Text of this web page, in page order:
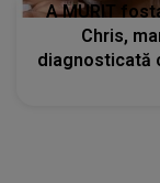
A MURIT
Chris,
diagnosticată